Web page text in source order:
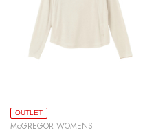
OUTLET
McGREGOR WOMENS